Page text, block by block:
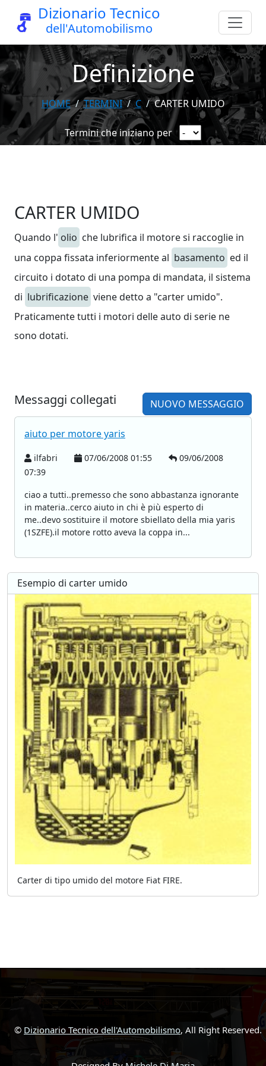
Dizionario Tecnico
dell'Automobilismo
Definizione
HOME TERMINI C CARTER UMIDO
Termini che iniziano per
CARTER UMIDO
Quando l' olio che lubrifica il motore si raccoglie in
una coppa fissata inferiormente al basamento ed il
circuito i dotato di una pompa di mandata, il sistema
di lubrificazione viene detto a "carter umido".
Praticamente tutti i motori delle auto di serie ne
sono dotati.
Messaggi collegati NUOVO MESSAGGIO
aiuto per motore yaris
ilfabri 07/06/2008 01:55
09/06/2008
07:39
ciao a tutti..premesso che sono abbastanza ignorante
in materia..cerco aiuto in chi è più esperto di
me..devo sostituire il motore sbiellato della mia yaris
(1SZFE).il motore rotto aveva la coppa in...
Esempio di carter umido
Carter di tipo umido del motore Fiat FIRE.
© Dizionario Tecnico dell'Automobilismo, All Right Reserved.